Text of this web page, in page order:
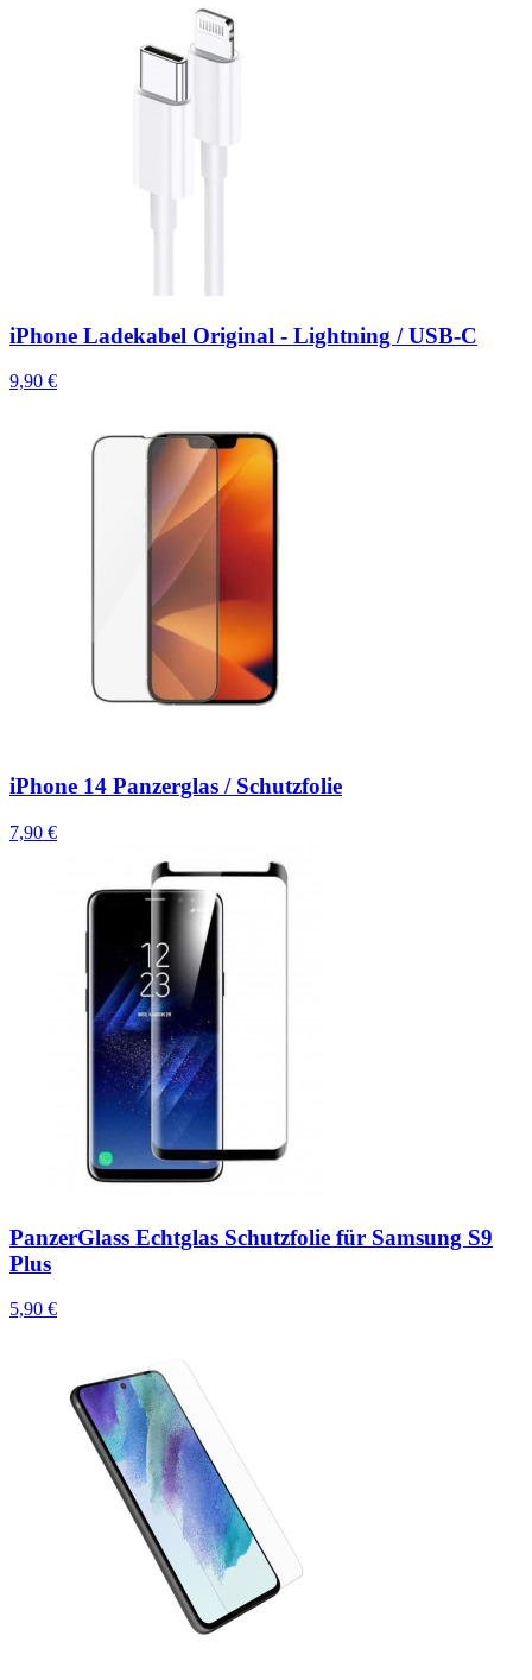
iPhone Ladekabel Original - Lightning / USB-C
9,90 €
iPhone 14 Panzerglas / Schutzfolie
7,90 €
PanzerGlass Echtglas Schutzfolie für Samsung S9
Plus
5,90 €